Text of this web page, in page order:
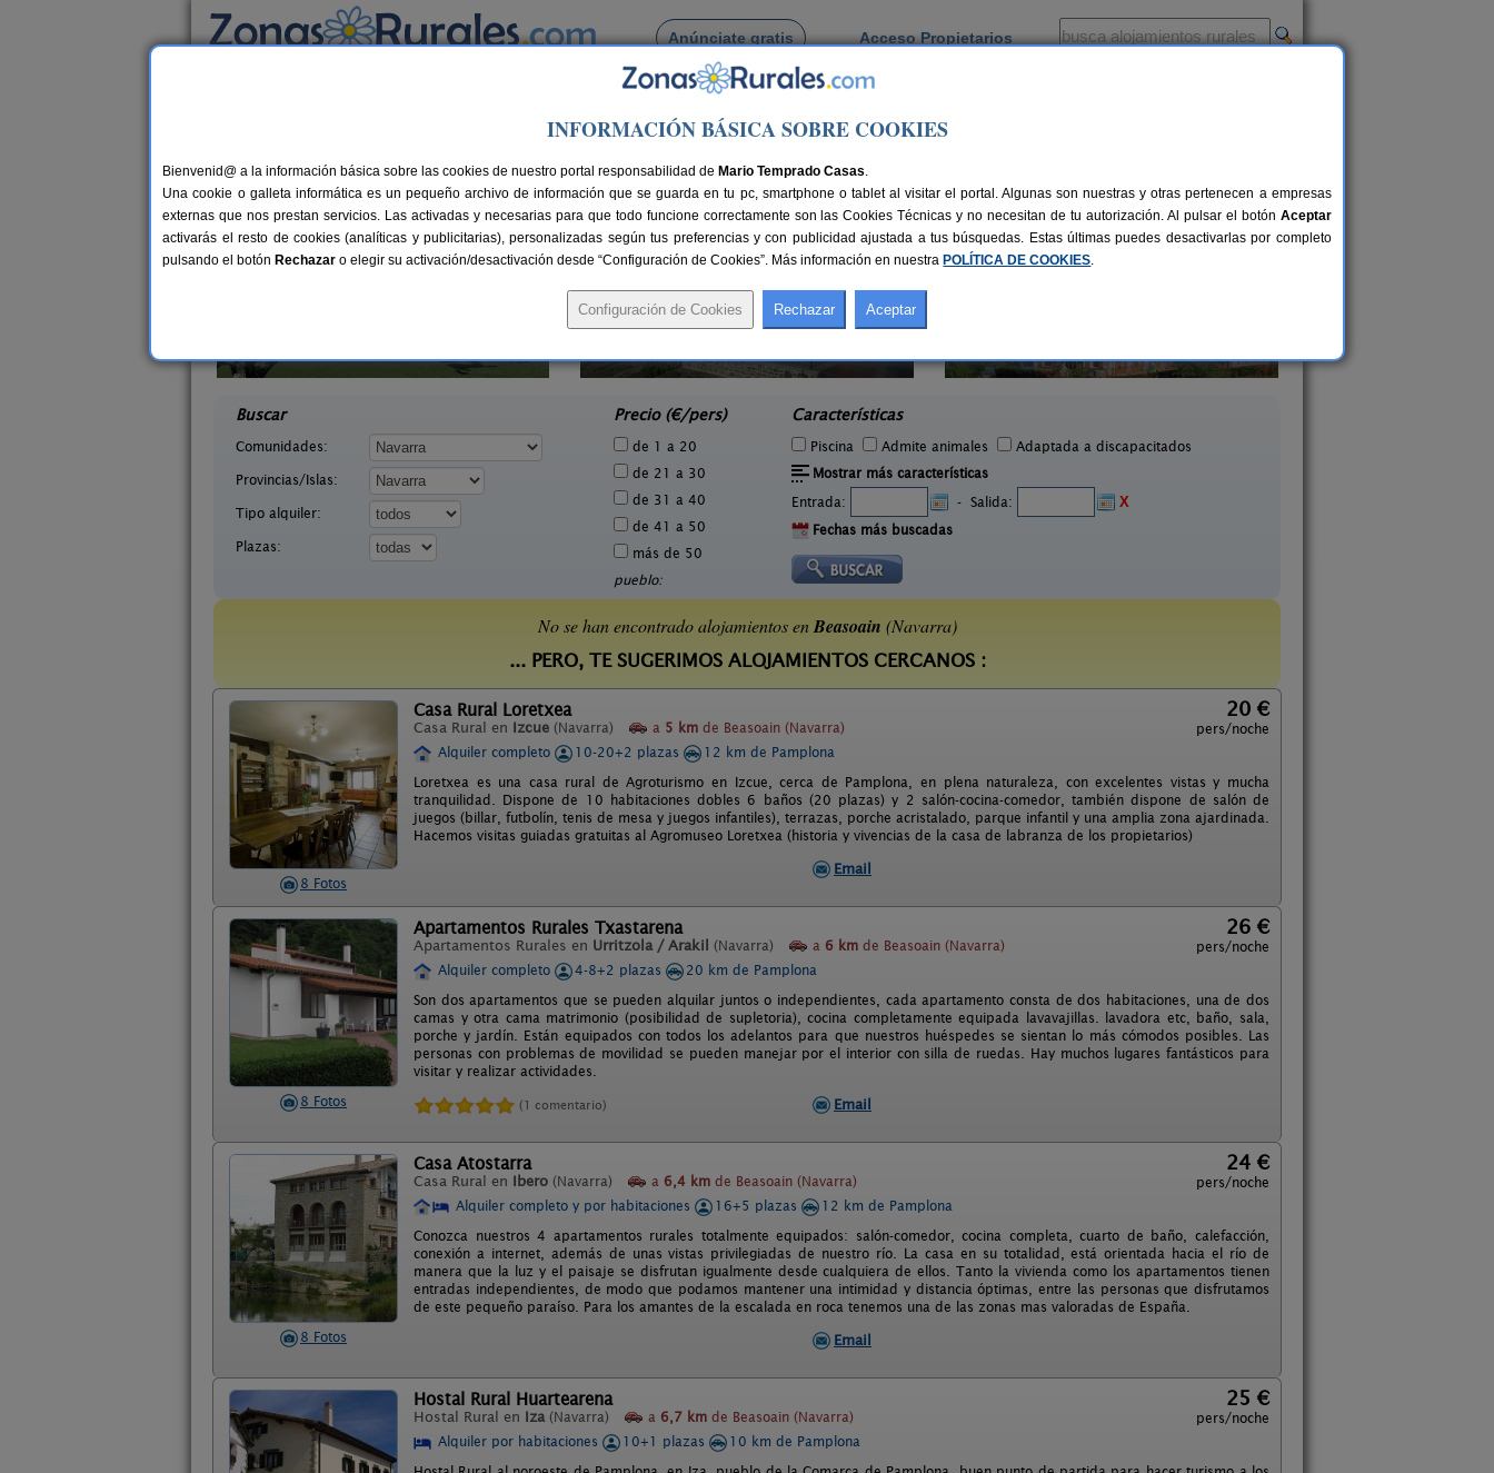
Anúnciate gratis Acceso Propietarios
Busca por pueblo
Casas Rurales cerca de Beasoain
36 €
Casa Binahia
Buscar
Comunidades:
Provincias/Islas:
Tipo alquiler:
Plazas:
Precio (€/pers)
de 1 a 20
de 21 a 30
de 31 a 40
de 41 a 50
más de 50
pueblo:
Características
Piscina Admite animales
Adaptada a discapacitados
Mostrar más características
Entrada:
- Salida:
X
Fechas más buscadas
No se han encontrado alojamientos enBeasoain (Navarra)
... PERO, TE SUGERIMOS ALOJAMIENTOS CERCANOS :
8 Fotos
Casa Rural Loretxea
Casa Rural en Izcue (Navarra) a 5 km de Beasoain (Navarra)
20 €
pers/noche
Alquiler completo
10-20+2 plazas
12 km de Pamplona
Loretxea es una casa rural de Agroturismo en Izcue, cerca de Pamplona, en plena naturaleza, con excelentes vistas y mucha
tranquilidad. Dispone de 10 habitaciones dobles 6 baños (20 plazas) y 2 salón-cocina-comedor, también dispone de salón de
juegos (billar, futbolín, tenis de mesa y juegos infantiles), terrazas, porche acristalado, parque infantil y una amplia zona ajardinada.
Hacemos visitas guiadas gratuitas al Agromuseo Loretxea (historia y vivencias de la casa de labranza de los propietarios)
Email
8 Fotos
Apartamentos Rurales Txastarena
Apartamentos Rurales en Urritzola / Arakil (Navarra) a 6 km de Beasoain (Navarra)
26 €
pers/noche
Alquiler completo
4-8+2 plazas
20 km de Pamplona
Son dos apartamentos que se pueden alquilar juntos o independientes, cada apartamento consta de dos habitaciones, una de dos
camas y otra cama matrimonio (posibilidad de supletoria), cocina completamente equipada lavavajillas. lavadora etc, baño, sala,
porche y jardín. Están equipados con todos los adelantos para que nuestros huéspedes se sientan lo más cómodos posibles. Las
personas con problemas de movilidad se pueden manejar por el interior con silla de ruedas. Hay muchos lugares fantásticos para
visitar y realizar actividades.
(1 comentario) Email
8 Fotos
Casa Atostarra
Casa Rural en Ibero (Navarra) a 6,4 km de Beasoain (Navarra)
24 €
pers/noche
Alquiler completo y por habitaciones
16+5 plazas
12 km de Pamplona
Conozca nuestros 4 apartamentos rurales totalmente equipados: salón-comedor, cocina completa, cuarto de baño, calefacción,
conexión a internet, además de unas vistas privilegiadas de nuestro río. La casa en su totalidad, está orientada hacia el río de
manera que la luz y el paisaje se disfrutan igualmente desde cualquiera de ellos. Tanto la vivienda como los apartamentos tienen
entradas independientes, de modo que podamos mantener una intimidad y distancia óptimas, entre las personas que disfrutamos
de este pequeño paraíso. Para los amantes de la escalada en roca tenemos una de las zonas mas valoradas de España.
Email
Hostal Rural Huartearena
Hostal Rural en Iza (Navarra) a 6,7 km de Beasoain (Navarra)
25 €
pers/noche
Alquiler por habitaciones
10+1 plazas
10 km de Pamplona
INFORMACIÓN BÁSICA SOBRE COOKIES
Bienvenid@ a la información básica sobre las cookies de nuestro portal responsabilidad de Mario Temprado Casas.
Una cookie o galleta informática es un pequeño archivo de información que se guarda en tu pc, smartphone o tablet al visitar el portal. Algunas son nuestras y otras pertenecen a empresas
externas que nos prestan servicios. Las activadas y necesarias para que todo funcione correctamente son las Cookies Técnicas y no necesitan de tu autorización. Al pulsar el botón Aceptar
activarás el resto de cookies (analíticas y publicitarias), personalizadas según tus preferencias y con publicidad ajustada a tus búsquedas. Estas últimas puedes desactivarlas por completo
pulsando el botón Rechazar o elegir su activación/desactivación desde “Configuración de Cookies”. Más información en nuestra POLÍTICA DE COOKIES.